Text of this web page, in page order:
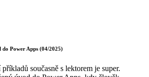
do Power Apps (04/2025)
současně s lektorem je super.